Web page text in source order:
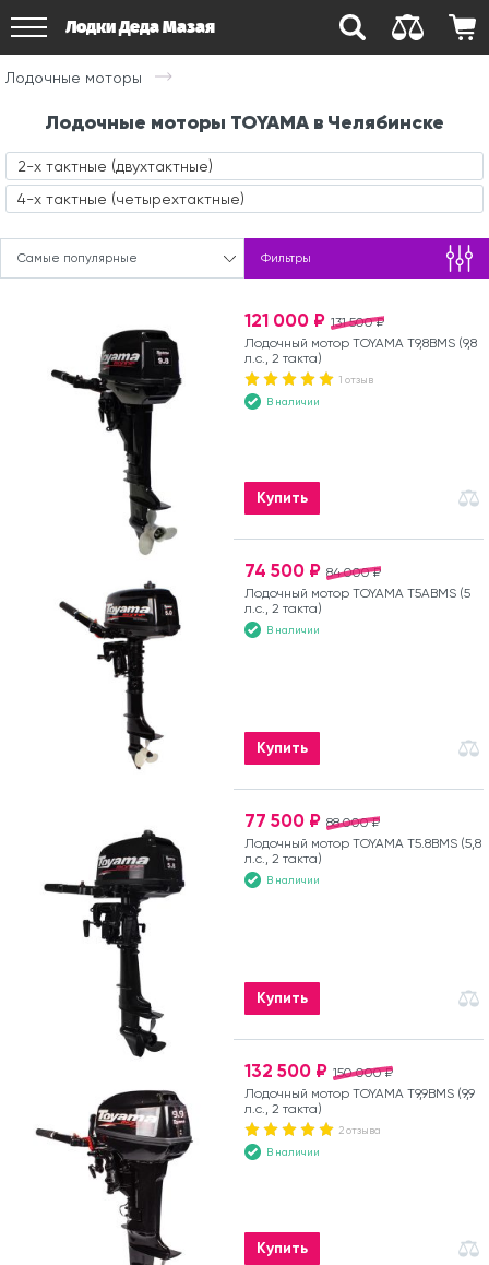
Лодки Деда Мазая
Лодочные моторы
Лодочные моторы TOYAMA в Челябинске
2-х тактные (двухтактные)
4-х тактные (четырехтактные)
Самые популярные Фильтры
131 500 ₽
121 000 ₽
Лодочный мотор TOYAMA T9,8BMS (9,8
л.с., 2 такта)
1 отзыв
В наличии
Купить
84 000 ₽
74 500 ₽
Лодочный мотор TOYAMA T5ABMS (5
л.с., 2 такта)
В наличии
Купить
88 000 ₽
77 500 ₽
Лодочный мотор TOYAMA T5.8BMS (5,8
л.с., 2 такта)
В наличии
Купить
150 000 ₽
132 500 ₽
Лодочный мотор TOYAMA T9,9BMS (9,9
л.с., 2 такта)
2 отзыва
В наличии
Купить